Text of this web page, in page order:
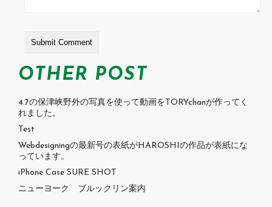
OTHER POST
4.7の保津峡野外の写真を使って動画をTORYchanが作ってく
れました。
Test
Webdesigningの最新号の表紙がHAROSHIの作品が表紙にな
っています。
iPhone Case SURE SHOT
ニューヨーク ブルックリン案内